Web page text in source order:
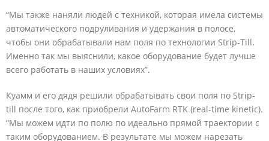
“Мы также наняли людей с техникой, которая имела системы
автоматического подруливания и удержания в полосе,
чтобы они обрабатывали нам поля по технологии Strip-Till.
Именно так мы выяснили, какое оборудование будет лучше
всего работать в наших условиях”.
Куамм и его дядя решили обрабатывать свои поля по Strip-
till после того, как приобрели AutoFarm RTK (real-time kinetic).
“Мы можем идти по полю по идеально прямой траектории с
таким оборудованием. В результате мы можем нарезать